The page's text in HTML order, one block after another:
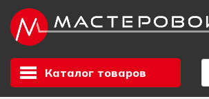
Каталог товаров